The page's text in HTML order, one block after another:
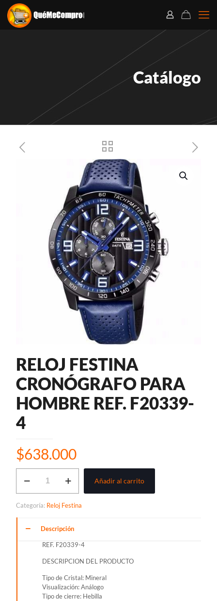
Catálogo
RELOJ FESTINA
CRONÓGRAFO PARA
HOMBRE REF. F20339-
4
$638.000
FESTINA
HOMBRE
REF.
F20339-
Añadir al carrito
Categoría: Reloj Festina
Descripción
REF. F20339-4
DESCRIPCION DEL PRODUCTO
Tipo de Cristal: Mineral
Visualización: Análogo
Tipo de cierre: Hebilla